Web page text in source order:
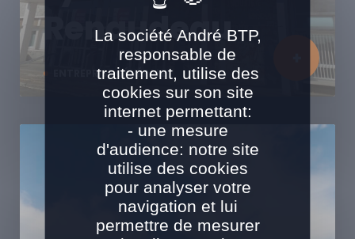
ENTREPRISE GÉNÉRALE
Renaudeau
La société André BTP,
responsable de
traitement, utilise des
cookies sur son site
internet permettant:
- une mesure
d'audience: notre site
utilise des cookies
pour analyser votre
navigation et lui
permettre de mesurer